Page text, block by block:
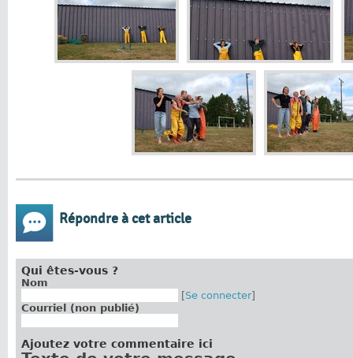
Répondre à cet article
Qui êtes-vous ?
Nom
[Se connecter]
Courriel (non publié)
Ajoutez votre commentaire ici